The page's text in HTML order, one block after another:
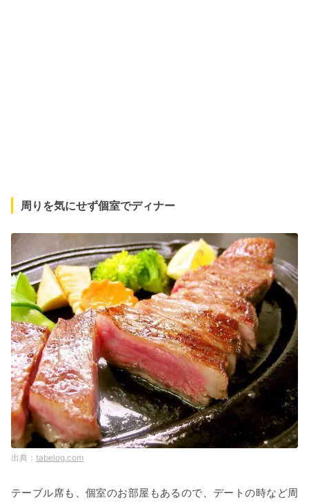
周りを気にせず個室でディナー
tabelog.com
テーブル席も、個室のお部屋もあるので、デートの時など周